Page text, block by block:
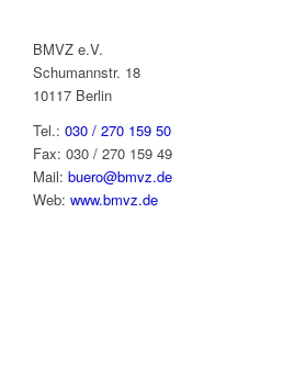
BMVZ e.V.
Schumannstr. 18
10117 Berlin
Tel.: 030 / 270 159 50
Fax: 030 / 270 159 49
Mail: buero@bmvz.de
Web: www.bmvz.de